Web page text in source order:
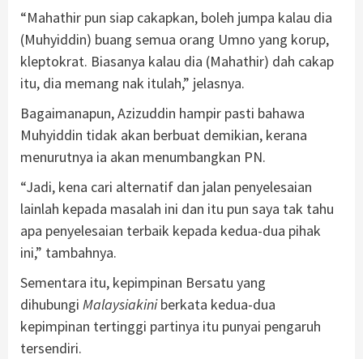
“Mahathir pun siap cakapkan, boleh jumpa kalau dia
(Muhyiddin) buang semua orang Umno yang korup,
kleptokrat. Biasanya kalau dia (Mahathir) dah cakap
itu, dia memang nak itulah,” jelasnya.
Bagaimanapun, Azizuddin hampir pasti bahawa
Muhyiddin tidak akan berbuat demikian, kerana
menurutnya ia akan menumbangkan PN.
“Jadi, kena cari alternatif dan jalan penyelesaian
lainlah kepada masalah ini dan itu pun saya tak tahu
apa penyelesaian terbaik kepada kedua-dua pihak
ini,” tambahnya.
Sementara itu, kepimpinan Bersatu yang
dihubungi Malaysiakiniberkata kedua-dua
kepimpinan tertinggi partinya itu punyai pengaruh
tersendiri.